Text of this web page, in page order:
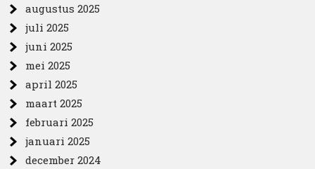
augustus 2025
juli 2025
juni 2025
mei 2025
april 2025
maart 2025
februari 2025
januari 2025
december 2024